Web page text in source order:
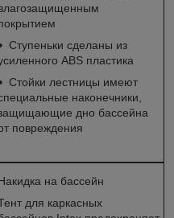
Ступеньки сделаны из
ABS пластика
Стойки лестницы имеют
наконечники,
дно бассейна
повреждения
на бассейн
для каркасных